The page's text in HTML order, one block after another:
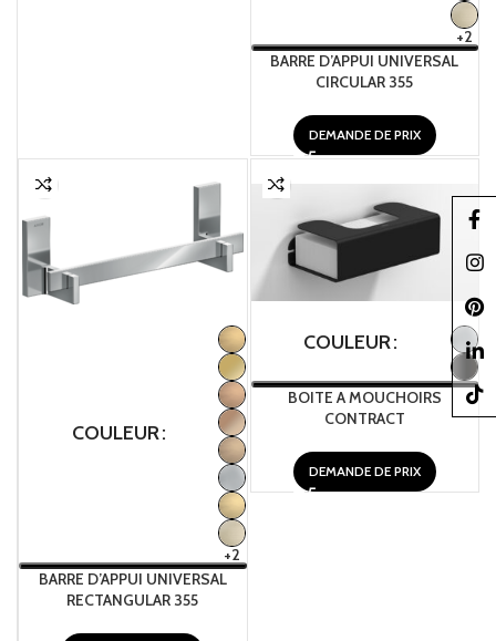
+2
BARRE D’APPUI UNIVERSAL
CIRCULAR 355
DEMANDE DE PRIX
COULEUR
+2
BARRE D’APPUI UNIVERSAL
RECTANGULAR 355
COULEUR
BOITE A MOUCHOIRS
CONTRACT
DEMANDE DE PRIX